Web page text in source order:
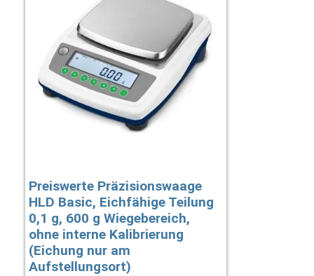
Preiswerte Präzisionswaage
HLD Basic, Eichfähige Teilung
0,1 g, 600 g Wiegebereich,
ohne interne Kalibrierung
(Eichung nur am
Aufstellungsort)